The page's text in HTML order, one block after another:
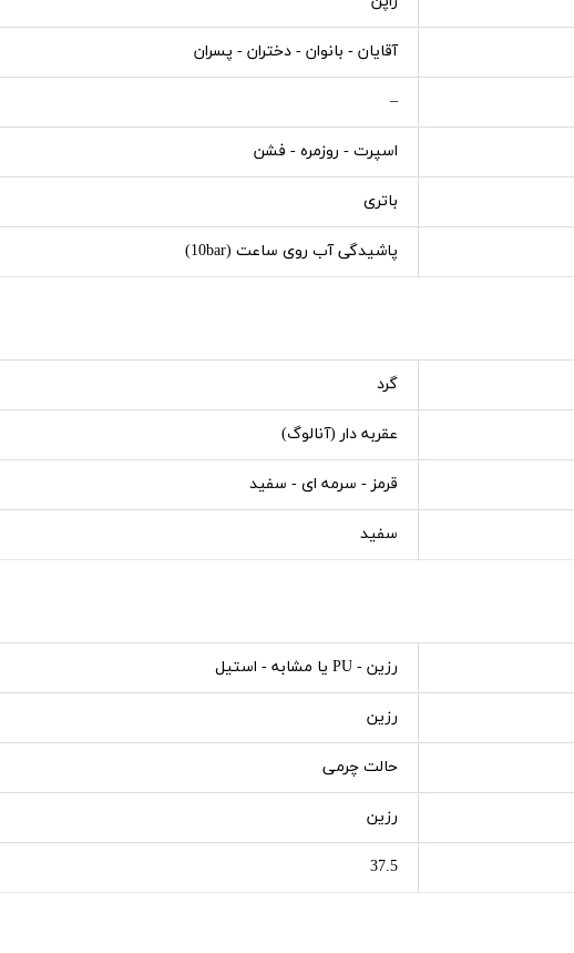
آقایان - بانوان - دختران - پسران
–
اسپرت - روزمره - فشن
باتری
پاشیدگی آب روی ساعت (10bar)
گرد
عقربه دار (آنالوگ)
قرمز - سرمه ای - سفید
سفید
رزین - PU یا مشابه - استیل
رزین
حالت چرمی
رزین
37.5